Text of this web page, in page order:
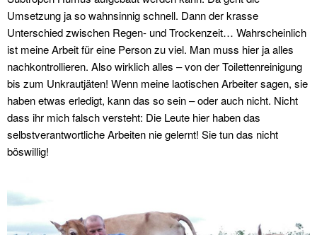
Umsetzung ja so wahnsinnig schnell. Dann der krasse
Unterschied zwischen Regen- und Trockenzeit… Wahrscheinlich
ist meine Arbeit für eine Person zu viel. Man muss hier ja alles
nachkontrollieren. Also wirklich alles – von der Toilettenreinigung
bis zum Unkrautjäten! Wenn meine laotischen Arbeiter sagen, sie
haben etwas erledigt, kann das so sein – oder auch nicht. Nicht
dass ihr mich falsch versteht: Die Leute hier haben das
selbstverantwortliche Arbeiten nie gelernt! Sie tun das nicht
böswillig!